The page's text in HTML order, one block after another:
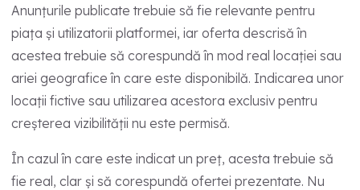
Anunțurile publicate trebuie să fie relevante pentru
piața și utilizatorii platformei, iar oferta descrisă în
acestea trebuie să corespundă în mod real locației sau
ariei geografice în care este disponibilă. Indicarea unor
locații fictive sau utilizarea acestora exclusiv pentru
creșterea vizibilității nu este permisă.
În cazul în care este indicat un preț, acesta trebuie să
fie real, clar și să corespundă ofertei prezentate. Nu